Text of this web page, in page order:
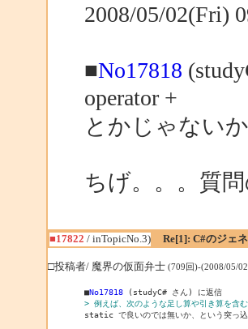
2008/05/02(Fri)
■No17818
operator +
とかじゃない
ちげ。。。質
■17822 / inTopicNo.3) Re[1]: C#のジェ
□投稿者/ 魔界の仮面弁士 (709回)-(2008/05/
■No17818
(studyC# さん) に返信
> 例えば、次のような足し算や引き算を含む
static で良いのでは無いか、という突っ込